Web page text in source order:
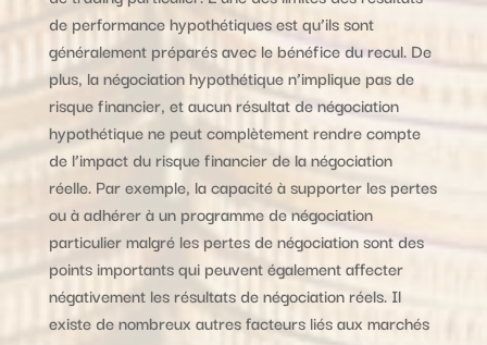
de performance hypothétiques est qu’ils sont
généralement préparés avec le bénéfice du recul. De
plus, la négociation hypothétique n’implique pas de
risque financier, et aucun résultat de négociation
hypothétique ne peut complètement rendre compte
de l’impact du risque financier de la négociation
réelle. Par exemple, la capacité à supporter les pertes
ou à adhérer à un programme de négociation
particulier malgré les pertes de négociation sont des
points importants qui peuvent également affecter
négativement les résultats de négociation réels. Il
existe de nombreux autres facteurs liés aux marchés